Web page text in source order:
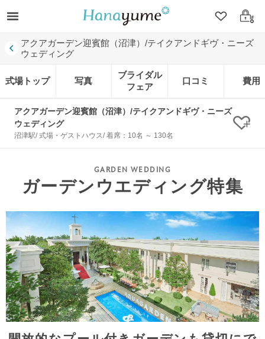
クリップ
ログ
アクアガーデン迎賓館（沼津）/テイクアンドギヴ・ニーズ
ウェディング
式場トップ 写真
ブライダル
フェア
口コミ 費用
アクアガーデン迎賓館（沼津）/テイクアンドギヴ・ニーズ
ウェディング
沼津駅/ 式場・ゲストハウス/ 着席：10名 ～ 130名 ク
ガーデンウエディング特集